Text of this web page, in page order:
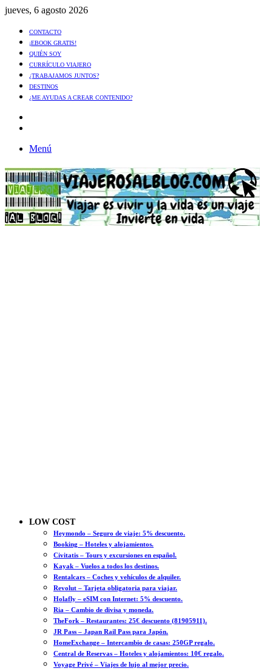
jueves, 6 agosto 2026
CONTACTO
¡EBOOK GRATIS!
QUIÉN SOY
CURRÍCULO VIAJERO
¿TRABAJAMOS JUNTOS?
DESTINOS
¿ME AYUDAS A CREAR CONTENIDO?
Menú
LOW COST
Heymondo – Seguro de viaje: 5% descuento.
Booking – Hoteles y alojamientos.
Civitatis – Tours y excursiones en español.
Kayak – Vuelos a todos los destinos.
Rentalcars – Coches y vehículos de alquiler.
Revolut – Tarjeta obligatoria para viajar.
Holafly – eSIM con Internet: 5% descuento.
Ria – Cambio de divisa y moneda.
TheFork – Restaurantes: 25€ descuento (81905911).
JR Pass – Japan Rail Pass para Japón.
HomeExchange – Intercambio de casas: 250GP regalo.
Central de Reservas – Hoteles y alojamientos: 10€ regalo.
Voyage Privé – Viajes de lujo al mejor precio.